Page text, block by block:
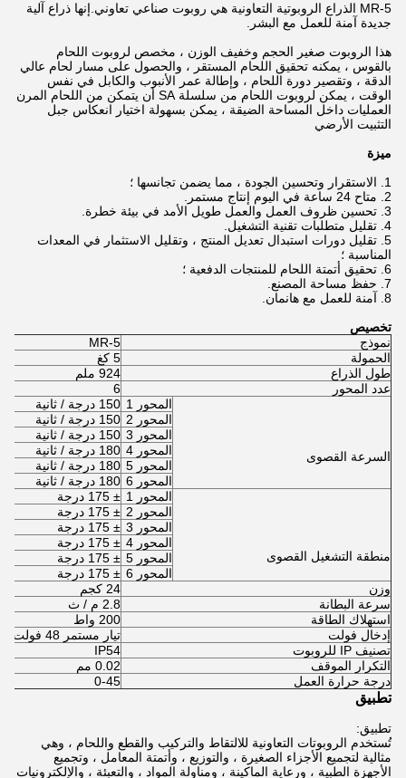
MR-5 الذراع الروبوتية التعاونية هي روبوت صناعي تعاوني.إنها ذراع آلية
جديدة آمنة للعمل مع البشر.
هذا الروبوت صغير الحجم وخفيف الوزن ، مخصص لروبوت اللحام
بالقوس ، يمكنه تحقيق اللحام المستقر ، والحصول على مسار لحام عالي
الدقة ، وتقصير دورة اللحام ، وإطالة عمر الأنبوب والكابل في نفس
الوقت ، يمكن لروبوت اللحام من سلسلة SA أن يتمكن من اللحام المرن
العمليات داخل المساحة الضيقة ، يمكن بسهولة اختيار انعكاس جبل
التثبيت الأرضي
ميزة
1. الاستقرار وتحسين الجودة ، مما يضمن تجانسها ؛
2. متاح 24 ساعة في اليوم إنتاج مستمر.
3. تحسين ظروف العمل والعمل طويل الأمد في بيئة خطرة.
4. تقليل متطلبات تقنية التشغيل.
5. تقليل دورات استبدال تعديل المنتج ، وتقليل الاستثمار في المعدات
المناسبة ؛
6. تحقيق أتمتة اللحام للمنتجات الدفعية ؛
7. حفظ مساحة المصنع.
8. آمنة للعمل مع هانمان.
تخصيص
نموذج
MR-5
الحمولة
5 كغ
طول الذراع
924 ملم
عدد المحور
6
السرعة القصوى
المحور 1
150 درجة / ثانية
المحور 2
150 درجة / ثانية
المحور 3
150 درجة / ثانية
المحور 4
180 درجة / ثانية
المحور 5
180 درجة / ثانية
المحور 6
180 درجة / ثانية
منطقة التشغيل القصوى
المحور 1
± 175 درجة
المحور 2
± 175 درجة
المحور 3
± 175 درجة
المحور 4
± 175 درجة
المحور 5
± 175 درجة
المحور 6
± 175 درجة
وزن
24 كجم
سرعة البطانة
2.8 م / ث
استهلاك الطاقة
200 واط
إدخال فولت
تيار مستمر 48 فولت
تصنيف IP للروبوت
IP54
التكرار الموقف
0.02 مم
درجة حرارة العمل
0-45
تطبيق
تطبيق:
تُستخدم الروبوتات التعاونية للالتقاط والتركيب والقطع واللحام ، وهي
مثالية لتجميع الأجزاء الصغيرة ، والتوزيع ، وأتمتة المعامل ، وتجميع
الأجهزة الطبية ، ورعاية الماكينة ، ومناولة المواد ، والتعبئة ، والإلكترونيات